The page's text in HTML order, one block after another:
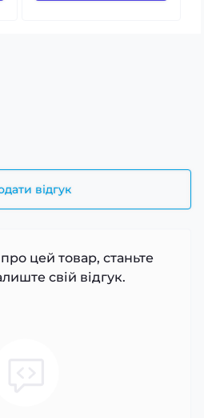
відгук
цей товар, станьте
свій відгук.